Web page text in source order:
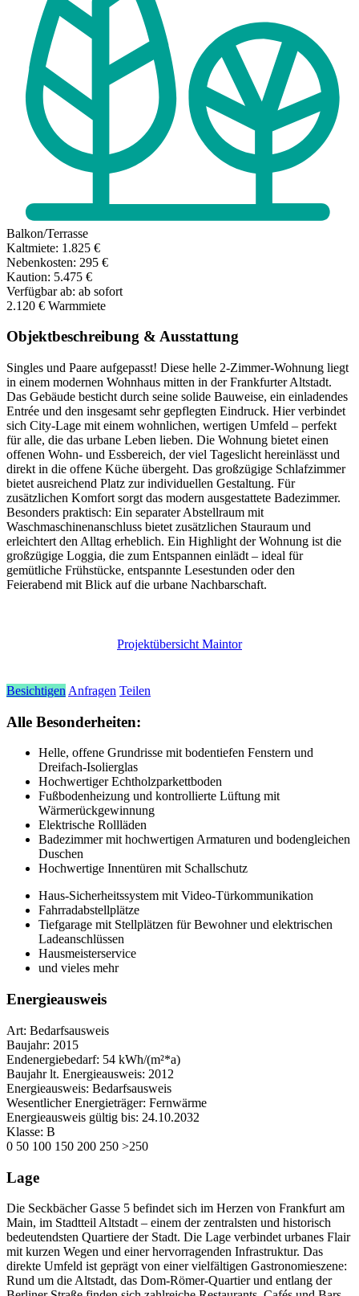
Balkon/Terrasse
Kaltmiete: 1.825 €
Nebenkosten: 295 €
Kaution: 5.475 €
Verfügbar ab: ab sofort
2.120 € Warmmiete
Objektbeschreibung & Ausstattung
Singles und Paare aufgepasst! Diese helle 2-Zimmer-Wohnung liegt
in einem modernen Wohnhaus mitten in der Frankfurter Altstadt.
Das Gebäude besticht durch seine solide Bauweise, ein einladendes
Entrée und den insgesamt sehr gepflegten Eindruck. Hier verbindet
sich City-Lage mit einem wohnlichen, wertigen Umfeld – perfekt
für alle, die das urbane Leben lieben. Die Wohnung bietet einen
offenen Wohn- und Essbereich, der viel Tageslicht hereinlässt und
direkt in die offene Küche übergeht. Das großzügige Schlafzimmer
bietet ausreichend Platz zur individuellen Gestaltung. Für
zusätzlichen Komfort sorgt das modern ausgestattete Badezimmer.
Besonders praktisch: Ein separater Abstellraum mit
Waschmaschinenanschluss bietet zusätzlichen Stauraum und
erleichtert den Alltag erheblich. Ein Highlight der Wohnung ist die
großzügige Loggia, die zum Entspannen einlädt – ideal für
gemütliche Frühstücke, entspannte Lesestunden oder den
Feierabend mit Blick auf die urbane Nachbarschaft.
Projektübersicht Maintor
Besichtigen Anfragen Teilen
Alle Besonderheiten:
Helle, offene Grundrisse mit bodentiefen Fenstern und
Dreifach-Isolierglas
Hochwertiger Echtholzparkettboden
Fußbodenheizung und kontrollierte Lüftung mit
Wärmerückgewinnung
Elektrische Rollläden
Badezimmer mit hochwertigen Armaturen und bodengleichen
Duschen
Hochwertige Innentüren mit Schallschutz
Haus-Sicherheitssystem mit Video-Türkommunikation
Fahrradabstellplätze
Tiefgarage mit Stellplätzen für Bewohner und elektrischen
Ladeanschlüssen
Hausmeisterservice
und vieles mehr
Energieausweis
Art: Bedarfsausweis
Baujahr: 2015
Endenergiebedarf: 54 kWh/(m²*a)
Baujahr lt. Energieausweis: 2012
Energieausweis: Bedarfsausweis
Wesentlicher Energieträger: Fernwärme
Energieausweis gültig bis: 24.10.2032
Klasse: B
0 50 100 150 200 250 >250
Lage
Die Seckbächer Gasse 5 befindet sich im Herzen von Frankfurt am
Main, im Stadtteil Altstadt – einem der zentralsten und historisch
bedeutendsten Quartiere der Stadt. Die Lage verbindet urbanes Flair
mit kurzen Wegen und einer hervorragenden Infrastruktur. Das
direkte Umfeld ist geprägt von einer vielfältigen Gastronomieszene:
Rund um die Altstadt, das Dom-Römer-Quartier und entlang der